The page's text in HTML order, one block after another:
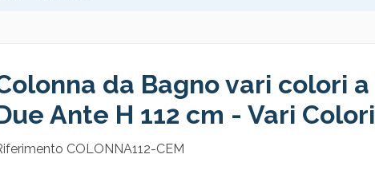
da Bagno vari colori a
Ante H 112 cm - Vari Colori
COLONNA112-CEM